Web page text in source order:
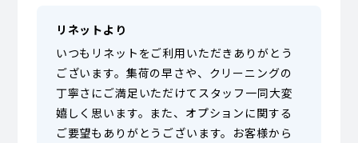
リネットより
いつもリネットをご利用いただきありがとう
ございます。集荷の早さや、クリーニングの
丁寧さにご満足いただけてスタッフ一同大変
嬉しく思います。また、オプションに関する
ご要望もありがとうございます。お客様から